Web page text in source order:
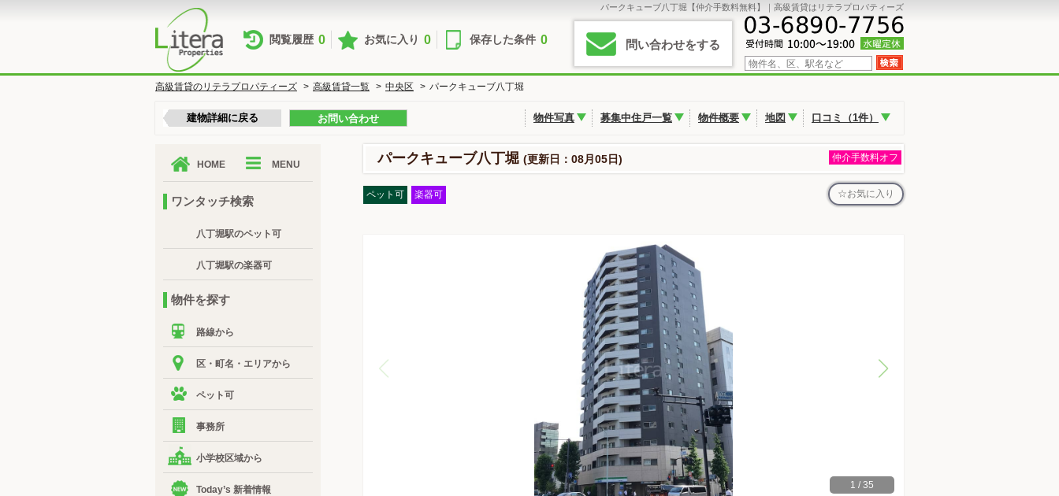
パークキューブ八丁堀【仲介手数料無料】｜高級賃貸はリテラプロパティーズ
閲覧履歴 0 お気に入り 0 保存した条件 0 問い合わせをする
高級賃貸のリテラプロパティーズ > 高級賃貸一覧 > 中央区 > パークキューブ八丁堀
建物詳細に戻る お問い合わせ 物件写真 募集中住戸一覧 物件概要 地図 口コミ（1件）
パークキューブ八丁堀 (更新日：08月05日) 仲介手数料オフ
ペット可 楽器可 お気に入り
1 / 35
HOME MENU
ワンタッチ検索
八丁堀駅のペット可
八丁堀駅の楽器可
物件を探す
路線から
区・町名・エリアから
ペット可
事務所
小学校区域から
Today’s 新着情報